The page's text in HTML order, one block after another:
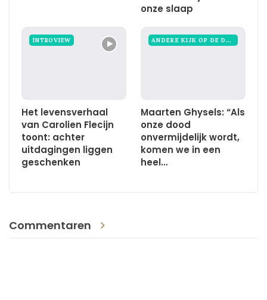
onze slaap
INTROVIEW
Het levensverhaal
van Carolien Flecijn
toont: achter
uitdagingen liggen
geschenken
ANDERE KIJK OP DE DOOD
Maarten Ghysels: “Als
onze dood
onvermijdelijk wordt,
komen we in een
heel…
Commentaren